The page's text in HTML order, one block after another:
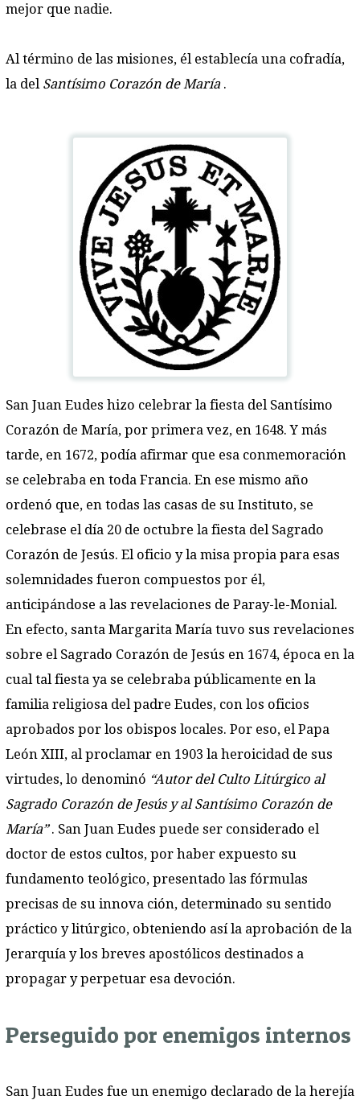
mejor que nadie.
Al término de las misiones, él establecía una cofradía,
la del Santísimo Corazón de María .
San Juan Eudes hizo celebrar la fiesta del Santísimo
Corazón de María, por primera vez, en 1648. Y más
tarde, en 1672, podía afirmar que esa conmemoración
se celebraba en toda Francia. En ese mismo año
ordenó que, en todas las casas de su Instituto, se
celebrase el día 20 de octubre la fiesta del Sagrado
Corazón de Jesús. El oficio y la misa propia para esas
solemnidades fueron compuestos por él,
anticipándose a las revelaciones de Paray-le-Monial.
En efecto, santa Margarita María tuvo sus revelaciones
sobre el Sagrado Corazón de Jesús en 1674, época en la
cual tal fiesta ya se celebraba públicamente en la
familia religiosa del padre Eudes, con los oficios
aprobados por los obispos locales. Por eso, el Papa
León XIII, al proclamar en 1903 la heroicidad de sus
virtudes, lo denominó “Autor del Culto Litúrgico al
Sagrado Corazón de Jesús y al Santísimo Corazón de
María”. San Juan Eudes puede ser considerado el
doctor de estos cultos, por haber expuesto su
fundamento teológico, presentado las fórmulas
precisas de su innova ción, determinado su sentido
práctico y litúrgico, obteniendo así la aprobación de la
Jerarquía y los breves apostólicos destinados a
propagar y perpetuar esa devoción.
Perseguido por enemigos internos
San Juan Eudes fue un enemigo declarado de la herejía